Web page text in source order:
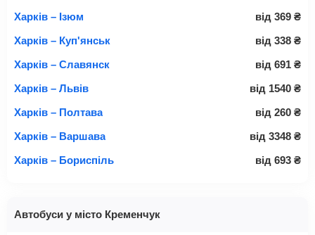
Харків – Ізюм
від 369 ₴
Харків – Куп'янськ
від 338 ₴
Харків – Славянск
від 691 ₴
Харків – Львів
від 1540 ₴
Харків – Полтава
від 260 ₴
Харків – Варшава
від 3348 ₴
Харків – Бориспіль
від 693 ₴
Автобуси у місто Кременчук